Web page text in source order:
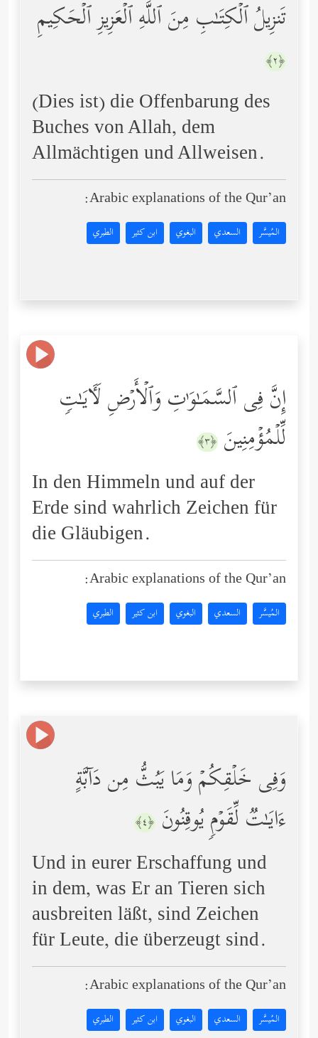
تَنزِیلُ ٱلۡكِتَـٰبِ مِنَ ٱللَّهِ ٱلۡعَزِیزِ ٱلۡحَكِیمِ
﴿٢﴾
(Dies ist) die Offenbarung des
Buches von Allah, dem
Allmächtigen und Allweisen.
Arabic explanations of the Qur’an:
المُيسَّر السعدي البغوي ابن كثير الطبري
إِنَّ فِی ٱلسَّمَـٰوَ ٰ⁠تِ وَٱلۡأَرۡضِ لَـَٔایَـٰتࣲ
لِّلۡمُؤۡمِنِینَ ﴿٣﴾
In den Himmeln und auf der
Erde sind wahrlich Zeichen für
die Gläubigen.
Arabic explanations of the Qur’an:
المُيسَّر السعدي البغوي ابن كثير الطبري
وَفِی خَلۡقِكُمۡ وَمَا یَبُثُّ مِن دَاۤبَّةٍ
ءَایَـٰتࣱ لِّقَوۡمࣲ یُوقِنُونَ ﴿٤﴾
Und in eurer Erschaffung und
in dem, was Er an Tieren sich
ausbreiten läßt, sind Zeichen
für Leute, die überzeugt sind.
Arabic explanations of the Qur’an:
المُيسَّر السعدي البغوي ابن كثير الطبري